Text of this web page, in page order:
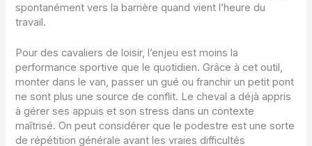
spontanément vers la barrière quand vient l’heure du
travail.
Pour des cavaliers de loisir, l’enjeu est moins la
performance sportive que le quotidien. Grâce à cet outil,
monter dans le van, passer un gué ou franchir un petit pont
ne sont plus une source de conflit. Le cheval a déjà appris
à gérer ses appuis et son stress dans un contexte
maîtrisé. On peut considérer que le podestre est une sorte
de répétition générale avant les vraies difficultés